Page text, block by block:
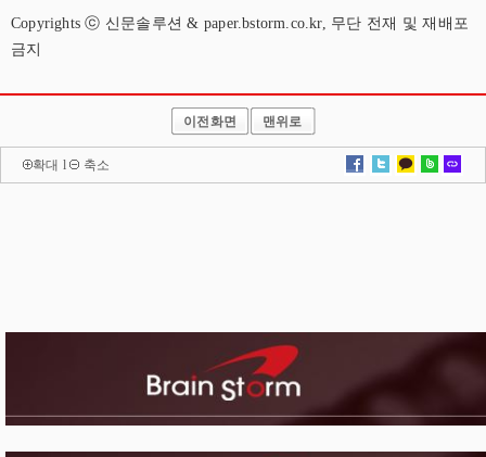
Copyrights ⓒ 신문솔루션 & paper.bstorm.co.kr, 무단 전재 및 재배포
금지
이전화면 맨위로
확대 l 축소